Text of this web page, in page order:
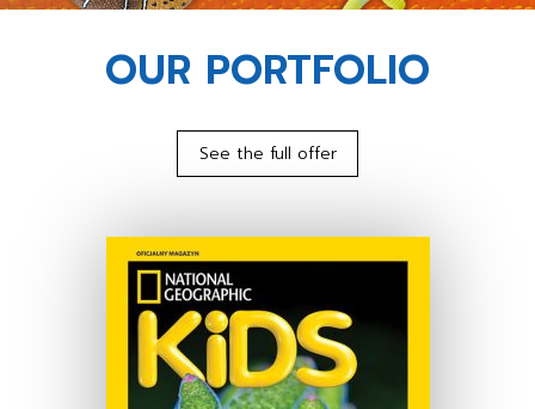
OUR PORTFOLIO
See the full offer